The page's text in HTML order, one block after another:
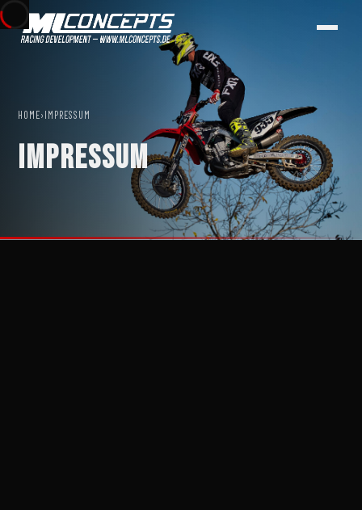
FAQ
GALERIE
PARTNER & SPONSOREN
HOME› IMPRESSUM
IMPRESSUM